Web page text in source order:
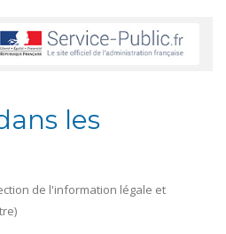
les
de l'information légale et